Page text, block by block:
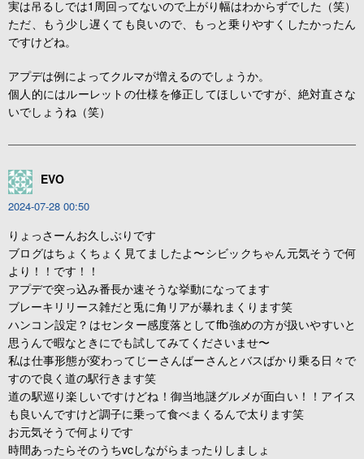
実は吊るしでは1周回ってないので上がり幅はわからずでした（笑）
ただ、もう少し遅くても良いので、もっと乗りやすくしたかったん
ですけどね。
アプデは例によってクルマが増えるのでしょうか。
個人的にはルーレットの仕様を修正してほしいですが、絶対直さな
いでしょうね（笑）
EVO
2024-07-28 00:50
りょっさーんお久しぶりです
ブログはちょくちょく見てましたよ〜シビックちゃん元気そうで何
より！！です！！
アプデで突っ込み番長か速そうな挙動になってます
ブレーキリリース雑だと兎に角リアが暴れまくります笑
ハンコン設定？はセンター感度落としてffb強めの方が扱いやすいと
思うんで暇なときにでも試してみてくださいませ〜
私は仕事形態が変わってじーさんばーさんとバスばかり乗る日々で
すので良く道の駅行きます笑
道の駅巡り楽しいですけどね！御当地謎グルメが面白い！！アイス
も良いんですけど調子に乗って食べまくるんで太ります笑
お元気そうで何よりです
時間あったらそのうちvcしながらまったりしましょ